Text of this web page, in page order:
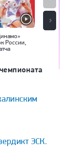
России,
Кубок
ЭСК.